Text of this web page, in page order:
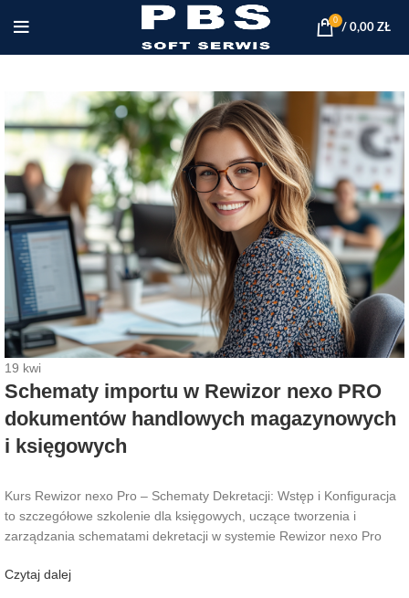
0
/ 0,00 ZŁ
19 kwi
Schematy importu w Rewizor nexo PRO
dokumentów handlowych magazynowych
i księgowych
Kurs Rewizor nexo Pro – Schematy Dekretacji: Wstęp i Konfiguracja
to szczegółowe szkolenie dla księgowych, uczące tworzenia i
zarządzania schematami dekretacji w systemie Rewizor nexo Pro
Czytaj dalej